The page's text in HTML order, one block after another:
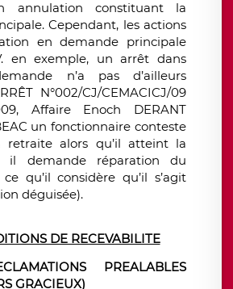
annulation constituant la
Cependant, les actions
en demande principale
en exemple, un arrêt dans
n’a pas d’ailleurs
N°002/CJ/CEMACICJ/09
Affaire Enoch DERANT
un fonctionnaire conteste
alors qu’il atteint la
il demande réparation du
qu’il considère qu’il s’agit
déguisée).
DE RECEVABILITE
PREALABLES
GRACIEUX)